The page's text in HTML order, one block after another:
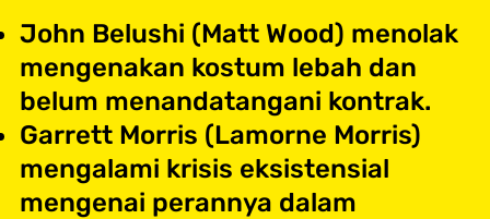
John Belushi (Matt Wood) menolak
mengenakan kostum lebah dan
belum menandatangani kontrak.
Garrett Morris (Lamorne Morris)
mengalami krisis eksistensial
mengenai perannya dalam